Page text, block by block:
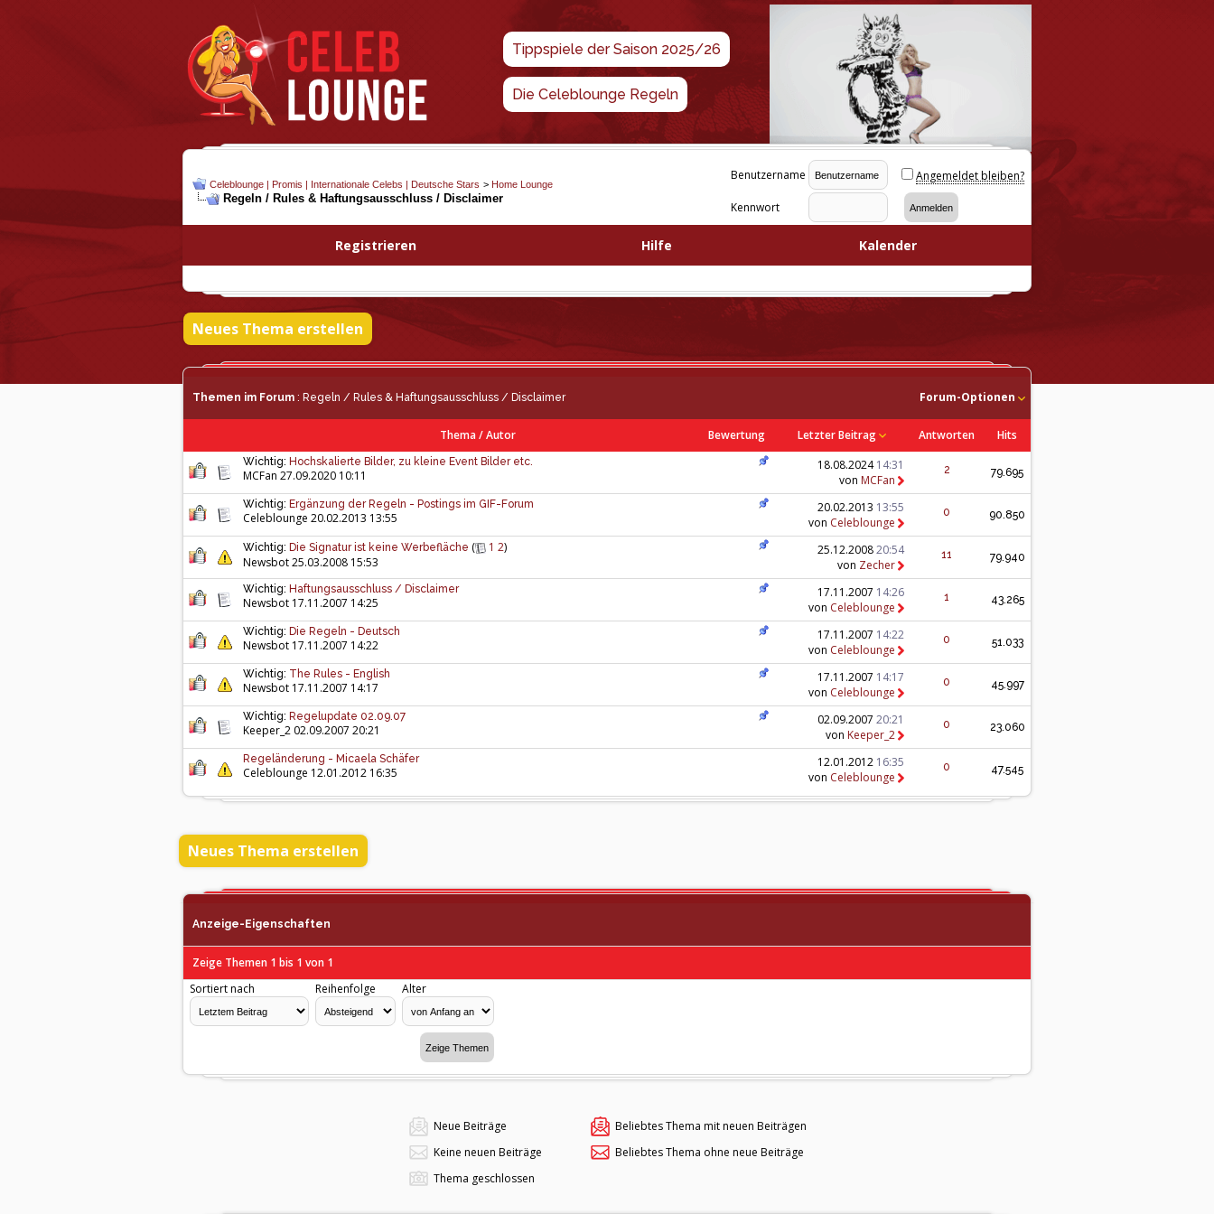
Tippspiele der Saison 2025/26
Die Celeblounge Regeln
Celeblounge | Promis | Internationale Celebs | Deutsche Stars > Home Lounge
Regeln / Rules & Haftungsausschluss / Disclaimer
Benutzername Angemeldet bleiben?
Kennwort
Registrieren Hilfe Kalender
Neues Thema erstellen
Themen im Forum : Regeln / Rules & Haftungsausschluss / Disclaimer Forum-Optionen
Bewertung
Thema/Autor Letzter Beitrag Antworten Hits
Wichtig: Hochskalierte Bilder, zu kleine Event Bilder etc.
MCFan 27.09.2020 10:11
18.08.202414:31
von MCFan
2 79.695
Wichtig: Ergänzung der Regeln - Postings im GIF-Forum
Celeblounge 20.02.2013 13:55
20.02.2013 13:55
von Celeblounge
0 90.850
Wichtig: Die Signatur ist keine Werbefläche ( 1 2)
Newsbot 25.03.2008 15:53
25.12.200820:54
von Zecher
11 79.940
Wichtig: Haftungsausschluss / Disclaimer
Newsbot 17.11.2007 14:25
17.11.2007 14:26
von Celeblounge
1 43.265
Wichtig: Die Regeln - Deutsch
Newsbot 17.11.2007 14:22
17.11.2007 14:22
von Celeblounge
0 51.033
Wichtig: The Rules - English
Newsbot 17.11.2007 14:17
17.11.2007 14:17
von Celeblounge
0 45.997
Wichtig: Regelupdate 02.09.07
Keeper_2 02.09.2007 20:21
02.09.2007 20:21
von Keeper_2
0 23.060
Regeländerung - Micaela Schäfer
Celeblounge 12.01.2012 16:35
12.01.2012 16:35
von Celeblounge
0 47.545
Neues Thema erstellen
Anzeige-Eigenschaften
Zeige Themen 1 bis 1 von 1
Sortiert nach
Reihenfolge Alter
Neue Beiträge
Beliebtes Thema mit neuen Beiträgen
Keine neuen Beiträge
Beliebtes Thema ohne neue Beiträge
Thema geschlossen